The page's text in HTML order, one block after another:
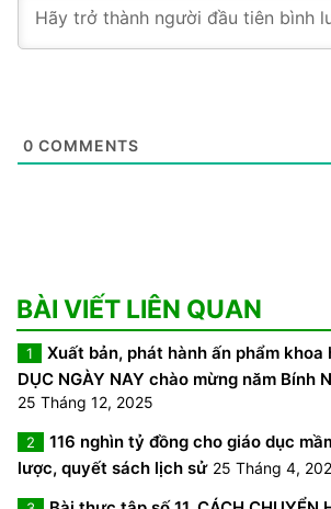
0 COMMENTS
BÀI VIẾT LIÊN QUAN
1
Xuất bản, phát hành ấn phẩm khoa
DỤC NGÀY NAY chào mừng năm Bính
25 Tháng 12, 2025
2
116 nghìn tỷ đồng cho giáo dục
lược, quyết sách lịch sử 25 Tháng 4,